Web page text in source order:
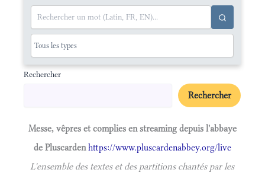
Rechercher
Rechercher
Messe, vêpres et complies en streaming depuis l'abbaye
de Pluscardenhttps://www.pluscardenabbey.org/live
L'ensemble des textes et des partitions chantés par les